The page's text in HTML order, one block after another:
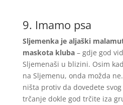
9. Imamo psa
Sljemenka je aljaški
maskota kluba– gdje god
Sljemenaši u blizini. Osim
na Sljemenu, onda možda
ništa protiv da dovedete
trčanje dokle god trčite iza